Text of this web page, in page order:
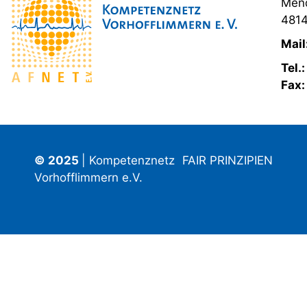
Tel.:
Fax:
© 2025
| Kompetenznetz
Vorhofflimmern e.V.
FAIR PRINZIPIEN